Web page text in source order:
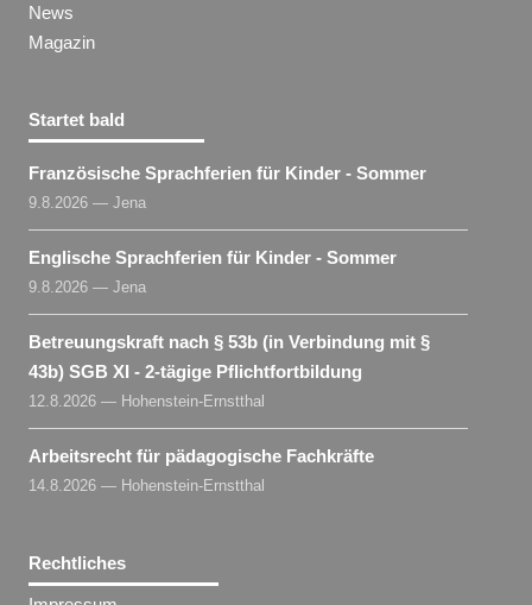
News
Magazin
Startet bald
Französische Sprachferien für Kinder - Sommer
9.8.2026 — Jena
Englische Sprachferien für Kinder - Sommer
9.8.2026 — Jena
Betreuungskraft nach § 53b (in Verbindung mit §
43b) SGB XI - 2-tägige Pflichtfortbildung
12.8.2026 — Hohenstein-Ernstthal
Arbeitsrecht für pädagogische Fachkräfte
14.8.2026 — Hohenstein-Ernstthal
Rechtliches